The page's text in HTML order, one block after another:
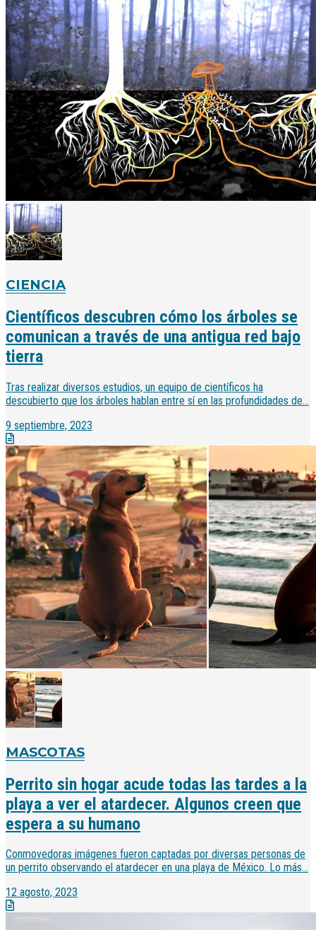
CIENCIA
Científicos descubren cómo los árboles se
comunican a través de una antigua red bajo
tierra
Tras realizar diversos estudios, un equipo de científicos ha
descubierto que los árboles hablan entre sí en las profundidades de...
9 septiembre, 2023
MASCOTAS
Perrito sin hogar acude todas las tardes a la
playa a ver el atardecer. Algunos creen que
espera a su humano
Conmovedoras imágenes fueron captadas por diversas personas de
un perrito observando el atardecer en una playa de México. Lo más...
12 agosto, 2023